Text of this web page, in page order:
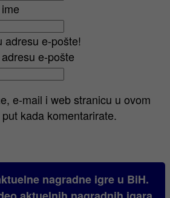
adresu e-pošte!
e-pošte
e-mail i web stranicu u ovom
kada komentarirate.
nagradne igre u BiH.